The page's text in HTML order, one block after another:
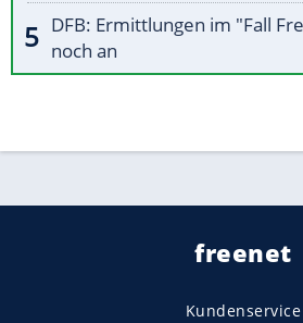
DFB: Ermittlungen im "Fall
noch an
freenet
Kundenservice